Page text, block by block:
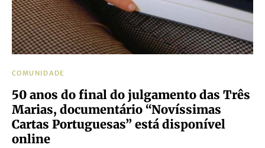
COMUNIDADE
50 anos do final do julgamento das Três
Marias, documentário “Novíssimas
Cartas Portuguesas” está disponível
online